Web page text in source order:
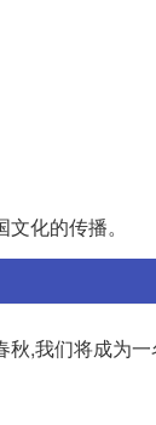
化的传播。
秋,我们将成为